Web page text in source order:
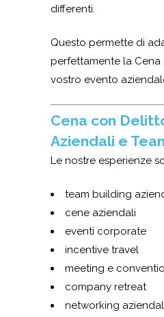
differenti.
Questo permette di
perfettamente la Cena
vostro evento
Cena con
Aziendali e
Le nostre esperienze
team building
cene aziendali
eventi corporate
incentive travel
meeting e
company retreat
networking